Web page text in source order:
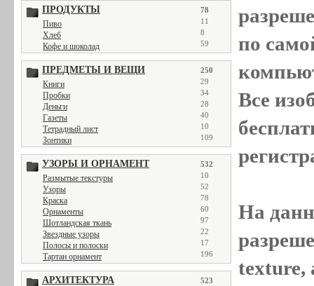
ПРОДУКТЫ 78
Пиво 11
Хлеб 8
Кофе и шоколад 59
ПРЕДМЕТЫ И ВЕЩИ 250
Книги 29
Пробки 34
Деньги 28
Газеты 40
Тетрадный лист 10
Зонтики 109
УЗОРЫ И ОРНАМЕНТ 532
Размытые текстуры 10
Узоры 52
Краска 78
Орнаменты 60
Шотландская ткань 97
Звездные узоры 22
Полосы и полоски 17
Тартан орнамент 196
АРХИТЕКТУРА 523
по
Все
На
texture,